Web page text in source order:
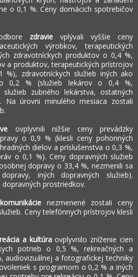
o 0,1 %. Ceny domácich spotrebičov
zdravievplývali vyššie ceny
výrobkov, terapeutických
zdravotníckych produktov o 0,4 %,
a produktov, terapeutických prístrojov
%), zdravotníckych služieb iných ako
o 0,2 % (služieb lekárov o 0,4 %,
zubného lekárstva, ostatných
Na úrovni minulého mesiaca zostali
ovplyvnili nižšie ceny prevádzky
o 0,9 % (klesli ceny pohonných
dielov a príslušenstva o 0,3 %,
o 0,1 %). Ceny dopravných služieb
dopravy o 33,4 %, nezmenili sa
iných dopravných služieb).
prostriedkov.
nezmenené zostali ceny
Ceny telefónnych prístrojov klesli
a kultúraovplyvnilo zníženie cien
potrieb o 0,5 %, rekreačných a
audiovizuálnej a fotografickej techniky
s programom o 0,2 % a iných